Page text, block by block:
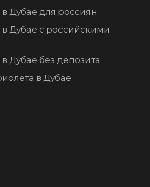
Дубае для россиян
Дубае с российскими
Дубае без депозита
в Дубае